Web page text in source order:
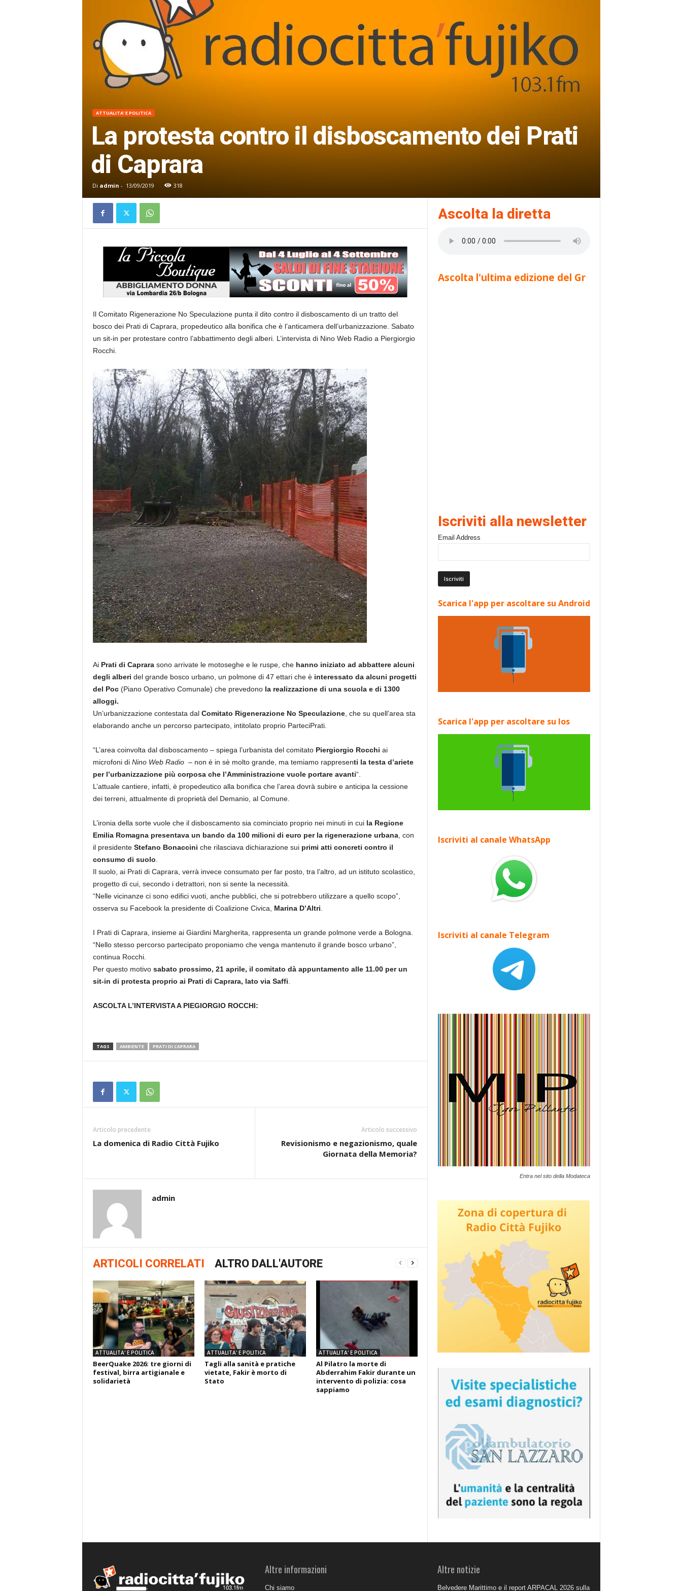
ATTUALITA' E POLITICA
La protesta contro il disboscamento dei Prati
di Caprara
Di admin - 13/09/2019 318
Il Comitato Rigenerazione No Speculazione punta il dito contro il disboscamento di un tratto del
bosco dei Prati di Caprara, propedeutico alla bonifica che è l’anticamera dell’urbanizzazione. Sabato
un sit-in per protestare contro l’abbattimento degli alberi. L’intervista di Nino Web Radio a Piergiorgio
Rocchi.
Ai Prati di Caprarasono arrivate le motoseghe e le ruspe, che hanno iniziato ad abbattere alcuni
degli alberi del grande bosco urbano, un polmone di 47 ettari che è interessato da alcuni progetti
del Poc(Piano Operativo Comunale) che prevedono la realizzazione di una scuola e di 1300
alloggi.
Un’urbanizzazione contestata dal Comitato Rigenerazione No Speculazione, che su quell’area sta
elaborando anche un percorso partecipato, intitolato proprio ParteciPrati.
“L’area coinvolta dal disboscamento – spiega l’urbanista del comitato Piergiorgio Rocchi ai
microfoni di Nino Web Radio– non è in sè molto grande, ma temiamo rappresenti la testa d’ariete
per l’urbanizzazione più corposa che l’Amministrazione vuole portare avanti“.
L’attuale cantiere, infatti, è propedeutico alla bonifica che l’area dovrà subire e anticipa la cessione
dei terreni, attualmente di proprietà del Demanio, al Comune.
L’ironia della sorte vuole che il disboscamento sia cominciato proprio nei minuti in cui la Regione
Emilia Romagna presentava un bando da 100 milioni di euro per la rigenerazione urbana, con
il presidente Stefano Bonaccini che rilasciava dichiarazione sui primi atti concreti contro il
consumo di suolo
Il suolo, ai Prati di Caprara, verrà invece consumato per far posto, tra l’altro, ad un istituto scolastico,
progetto di cui, secondo i detrattori, non si sente la necessità.
“Nelle vicinanze ci sono edifici vuoti, anche pubblici, che si potrebbero utilizzare a quello scopo”,
osserva su Facebook la presidente di Coalizione Civica, Marina D’Altri
I Prati di Caprara, insieme ai Giardini Margherita, rappresenta un grande polmone verde a Bologna.
“Nello stesso percorso partecipato proponiamo che venga mantenuto il grande bosco urbano”,
continua Rocchi.
Per questo motivo sabato prossimo, 21 aprile, il comitato dà appuntamento alle 11.00 per un
sit-in di protesta proprio ai Prati di Caprara, lato via Saffi
ASCOLTA L’INTERVISTA A PIEGIORGIO ROCCHI:
TAGS AMBIENTE PRATI DI CAPRARA
Articolo precedente
La domenica di Radio Città Fujiko
Articolo successivo
Revisionismo e negazionismo, quale
Giornata della Memoria?
admin
ARTICOLI CORRELATI ALTRO DALL'AUTORE
ATTUALITA' E POLITICA
BeerQuake 2026: tre giorni di
festival, birra artigianale e
solidarietà
ATTUALITA' E POLITICA
Tagli alla sanità e pratiche
vietate, Fakir è morto di
Stato
ATTUALITA' E POLITICA
Al Pilatro la morte di
Abderrahim Fakir durante un
intervento di polizia: cosa
sappiamo
Ascolta la diretta
Ascolta l'ultima edizione del Gr
Iscriviti alla newsletter
Email Address
Scarica l'app per ascoltare su Android
Scarica l'app per ascoltare su Ios
Iscriviti al canale WhatsApp
Iscriviti al canale Telegram
Entra nel sito della Modateca
Altre informazioni
Chi siamo
Altre notizie
Belvedere Marittimo e il report ARPACAL 2026 sulla